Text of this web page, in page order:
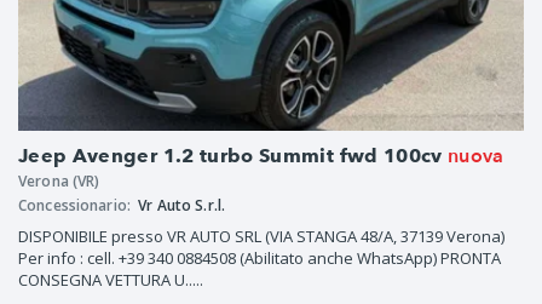
Jeep Avenger 1.2 turbo Summit fwd 100cv nuova
Verona (VR)
Concessionario: Vr Auto S.r.l.
DISPONIBILE presso VR AUTO SRL (VIA STANGA 48/A, 37139 Verona)
Per info : cell. +39 340 0884508 (Abilitato anche WhatsApp) PRONTA
CONSEGNA VETTURA U.....